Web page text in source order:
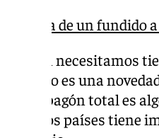
crónica de un fundido
también necesitamos
Pero es una
un apagón total es
en dos países tiene